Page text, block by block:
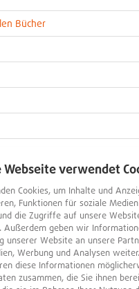
Bücher
Webseite verwendet
Cookies, um Inhalte und
Funktionen für soziale
die Zugriffe auf unsere
Außerdem geben wir
unserer Website an unsere
Werbung und Analysen
diese Informationen
zusammen, die Sie ihnen